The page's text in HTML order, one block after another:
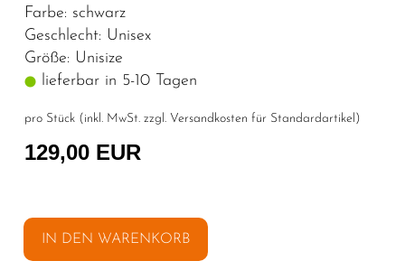
Farbe: schwarz
Geschlecht: Unisex
Größe: Unisize
lieferbar in 5-10 Tagen
pro Stück (inkl. MwSt. zzgl. Versandkosten für Standardartikel )
129,00 EUR
IN DEN WARENKORB